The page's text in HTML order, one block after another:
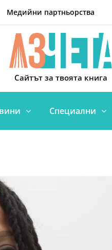
Медийни партньорства
Сайтът за твоята книга
Специални